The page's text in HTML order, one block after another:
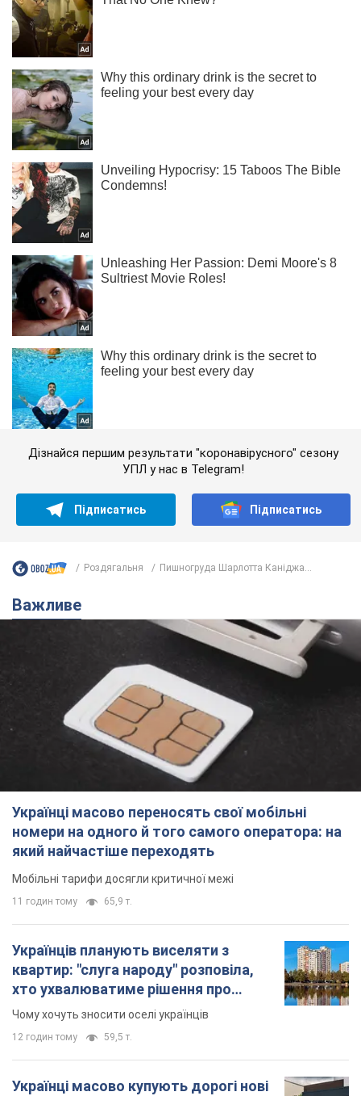
Дізнайся першим результати "коронавірусного" сезону
УПЛ у нас в Telegram!
Підписатись Підписатись
Роздягальня Пишногруда Шарлотта Каніджа...
Важливе
Українці масово переносять свої мобільні
номери на одного й того самого оператора: на
який найчастіше переходять
Мобільні тарифи досягли критичної межі
11 годин тому 65,9 т.
Українців планують виселяти з
квартир: "слуга народу" розповіла,
хто ухвалюватиме рішення про
знесення будинків
Чому хочуть зносити оселі українців
12 годин тому 59,5 т.
Українці масово купують дорогі нові